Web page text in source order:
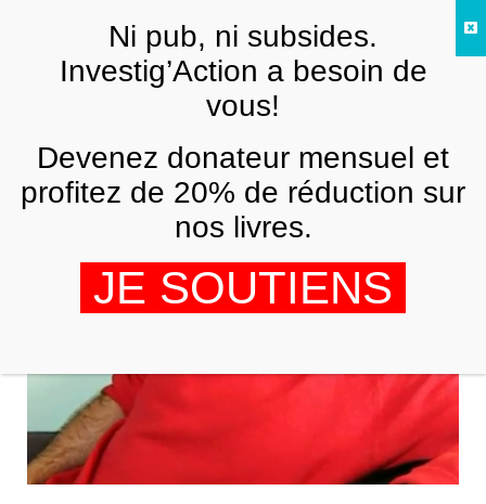
FRNi pub, ni subsides.
Investig’Action a besoin de
vous!
Devenez donateur mensuel et
profitez de 20% de réduction sur
nos livres.
JE SOUTIENS